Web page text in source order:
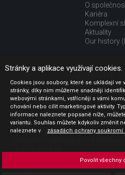
O
Kariéra
Komplexní
Aktuality
Our history
UŽITEČNÉ
Jak nakupovat
Obchodní podmínky
GDPR - ochrana osobních údajů
Profil zadavatele
Sdělení před uzavřením kupní
Platba
Stránky a aplikace využívají cookies.
Cookies jsou soubory, které se ukládají ve
stránky, díky nim můžeme snadněji
webovými stránkami, vstřícněji s vámi
chování nebo cílit marketingové aktivity.
informace naleznete popsané níže,
variantu. Souhlas můžete kdykoliv změnit
naleznete v
zásadách ochrany
Povolit všechny